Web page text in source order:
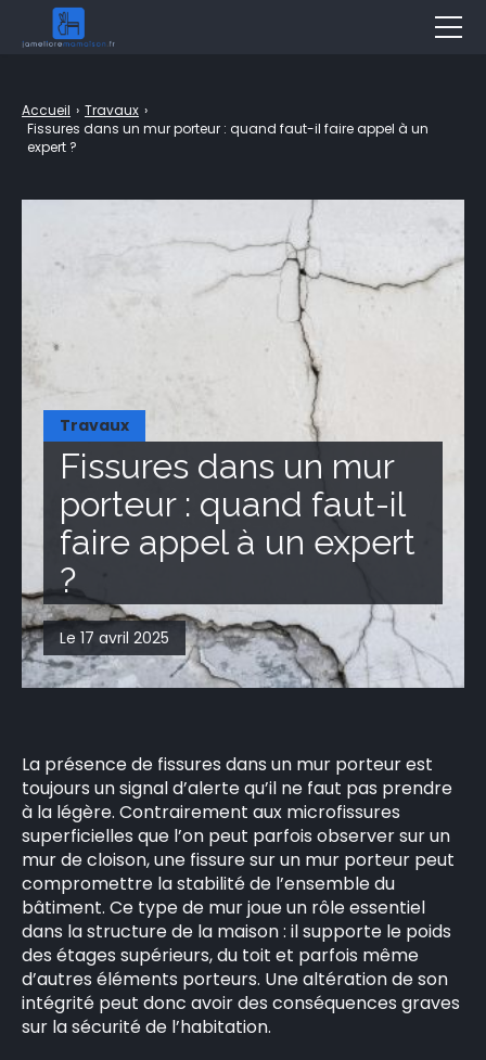
Travaux
Fissures dans un mur
porteur : quand faut-il
faire appel à un expert
?
Le 17 avril 2025
Accueil › Travaux ›
Fissures dans un mur porteur : quand faut-il faire appel à un
expert ?
La présence de fissures dans un mur porteur est
toujours un signal d’alerte qu’il ne faut pas prendre
à la légère. Contrairement aux microfissures
superficielles que l’on peut parfois observer sur un
mur de cloison, une fissure sur un mur porteur peut
compromettre la stabilité de l’ensemble du
bâtiment. Ce type de mur joue un rôle essentiel
dans la structure de la maison : il supporte le poids
des étages supérieurs, du toit et parfois même
d’autres éléments porteurs. Une altération de son
intégrité peut donc avoir des conséquences graves
sur la sécurité de l’habitation.
Jardin
Travaux
Piscine & Spa
Immobilier
CONTACT